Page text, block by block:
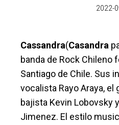
2022-
Cassandra(Casandra
banda de Rock Chileno
Santiago de Chile. Sus
vocalista Rayo Araya, el
bajista Kevin Lobovsky
Jimenez. El estilo